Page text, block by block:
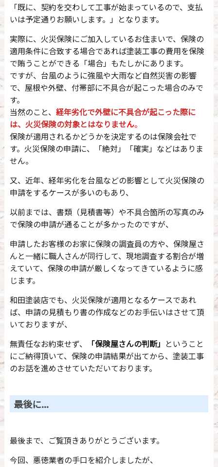
「既に、契約を交わして工事が始まっているので、支払
いは予定通りお願いします。」となります。
実際に、火災保険にご加入しているお住まいで、保険の
適用条件に合致する場合であれば塗装工事の費用を保険
で賄うことができる「場合」もたしかにあります。
ですが、台風のように強風や大雨など自然災害の影響
で、屋根や外壁、付帯部に不具合が起こった場合のみで
す。
当然のこと、 経年劣化で外壁に不具合が起こった際に
は、火災保険の対象とはなりません。
保険が適用されるかどうかを決定するのは保険会社で
す。 火災保険の申請に、「絶対」「確実」などはありま
せん。
又、近年、経年劣化を台風などの影響として火災保険の
申請をするケースが多いのもあり、
以前までは、書類（見積書等）や不具合箇所の写真のみ
で保険の申請が通ることが多かったのですが、
申請したお客様のお家に保険の調査員の方や、保険屋さ
んと一緒に職人さんが同行して、現地調査する割合が増
えていて、保険の申請が厳しくなってきているように感
じます。
和田塗装店でも、火災保険が適用となるケースであれ
ば、申請の見積もり書の作成などのお手伝いはさせて頂
いておりますが、
無責任なお約束せず、
「保険屋さんの判断」 ということ
にご納得頂いて、保険の申請結果が出てから、塗装工事
のお話を進めさせていただいております。
最後に...
最後まで、ご覧頂きありがとうございます。
今回、悪徳業者の手口を紹介しましたが、